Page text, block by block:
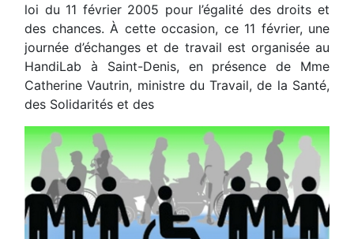
loi du 11 février 2005 pour l’égalité des droits et
des chances. À cette occasion, ce 11 février, une
journée d’échanges et de travail est organisée au
HandiLab à Saint-Denis, en présence de Mme
Catherine Vautrin, ministre du Travail, de la Santé,
des Solidarités et des